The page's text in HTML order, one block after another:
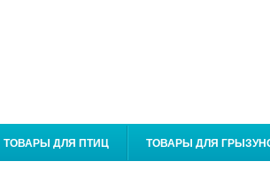
ТОВАРЫ ДЛЯ ПТИЦ ТОВАРЫ ДЛЯ